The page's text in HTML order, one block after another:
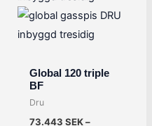
Global 120 triple
BF
Dru
73.443SEK–